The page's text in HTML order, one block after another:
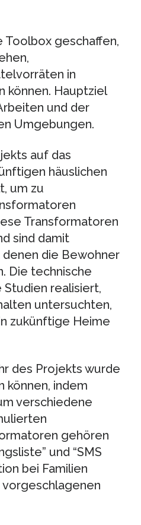
Toolbox geschaffen,
in
können. Hauptziel
und der
Umgebungen.
auf das
häuslichen
um zu
Transformatoren
sind damit
die Bewohner
Die technische
realisiert,
untersuchten,
zukünftige Heime
des Projekts wurde
können, indem
verschiedene
gehören
und “SMS
bei Familien